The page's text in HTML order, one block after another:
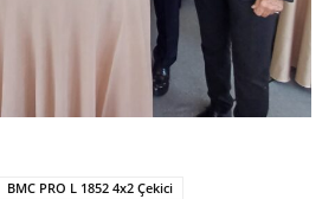
BMC PRO L 1852 4x2 Çekici